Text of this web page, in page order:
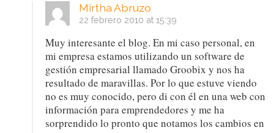
Mirtha Abruzo
22 febrero 2010 at 15:39
Muy interesante el blog. En mi caso personal, en
mi empresa estamos utilizando un software de
gestión empresarial llamado Groobix y nos ha
resultado de maravillas. Por lo que estuve viendo
no es muy conocido, pero di con él en una web con
información para emprendedores y me ha
sorprendido lo pronto que notamos los cambios en